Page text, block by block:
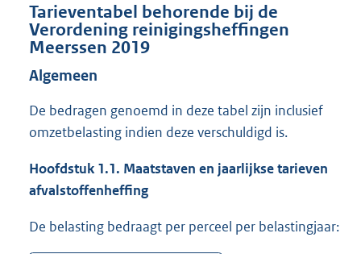
Tarieventabel behorende bij de
Verordening reinigingsheffingen
Meerssen 2019
Algemeen
De bedragen genoemd in deze tabel zijn inclusief
omzetbelasting indien deze verschuldigd is.
Hoofdstuk 1.1. Maatstaven en jaarlijkse tarieven
afvalstoffenheffing
De belasting bedraagt per perceel per belastingjaar: